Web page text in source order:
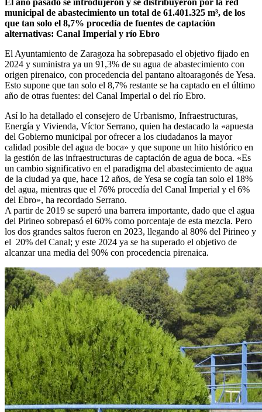
municipal de abastecimiento un total de 61.401.325 m³, de los
que tan solo el 8,7% procedía de fuentes de captación
alternativas: Canal Imperial y río Ebro
El Ayuntamiento de Zaragoza ha sobrepasado el objetivo fijado en
2024 y suministra ya un 91,3% de su agua de abastecimiento con
origen pirenaico, con procedencia del pantano altoaragonés de Yesa.
Esto supone que tan solo el 8,7% restante se ha captado en el último
año de otras fuentes: del Canal Imperial o del río Ebro.
Así lo ha detallado el consejero de Urbanismo, Infraestructuras,
Energía y Vivienda, Víctor Serrano, quien ha destacado la «apuesta
del Gobierno municipal por ofrecer a los ciudadanos la mayor
calidad posible del agua de boca» y que supone un hito histórico en
la gestión de las infraestructuras de captación de agua de boca. «Es
un cambio significativo en el paradigma del abastecimiento de agua
de la ciudad ya que, hace 12 años, de Yesa se cogía tan solo el 18%
del agua, mientras que el 76% procedía del Canal Imperial y el 6%
del Ebro», ha recordado Serrano.
A partir de 2019 se superó una barrera importante, dado que el agua
del Pirineo sobrepasó el 60% como porcentaje de esta mezcla. Pero
los dos grandes saltos fueron en 2023, llegando al 80% del Pirineo y
el 20% del Canal; y este 2024 ya se ha superado el objetivo de
alcanzar una media del 90% con procedencia pirenaica.